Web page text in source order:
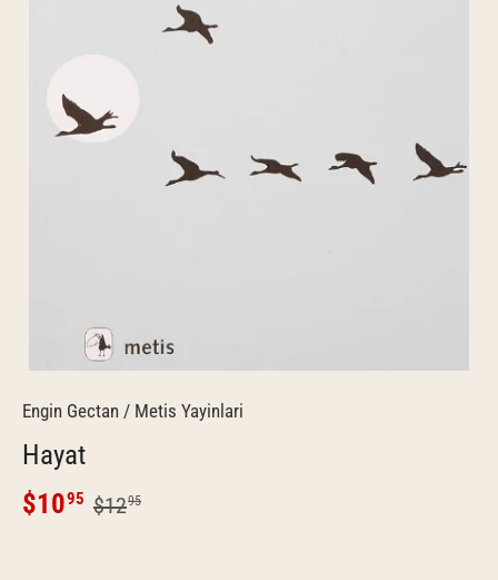
Engin Gectan / Metis Yayinlari
Hayat
$1095 $1295